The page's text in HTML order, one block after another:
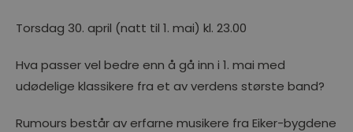
Torsdag 30. april (natt til 1. mai) kl. 23.00
Hva passer vel bedre enn å gå inn i 1. mai med
udødelige klassikere fra et av verdens største band?
Rumours består av erfarne musikere fra Eiker-bygdene